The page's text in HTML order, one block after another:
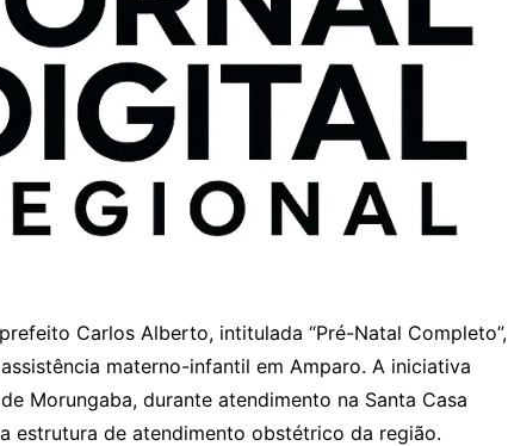
PRETO
Carlos Alberto, intitulada “Pré-Natal Completo”,
materno-infantil em Amparo. A iniciativa
Morungaba, durante atendimento na Santa Casa
estrutura de atendimento obstétrico da região.